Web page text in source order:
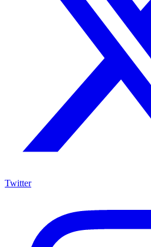
Twitter